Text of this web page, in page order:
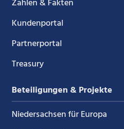
Zahlen & Fakten
Kundenportal
Partnerportal
Treasury
Beteiligungen & Projekte
Niedersachsen für Europa